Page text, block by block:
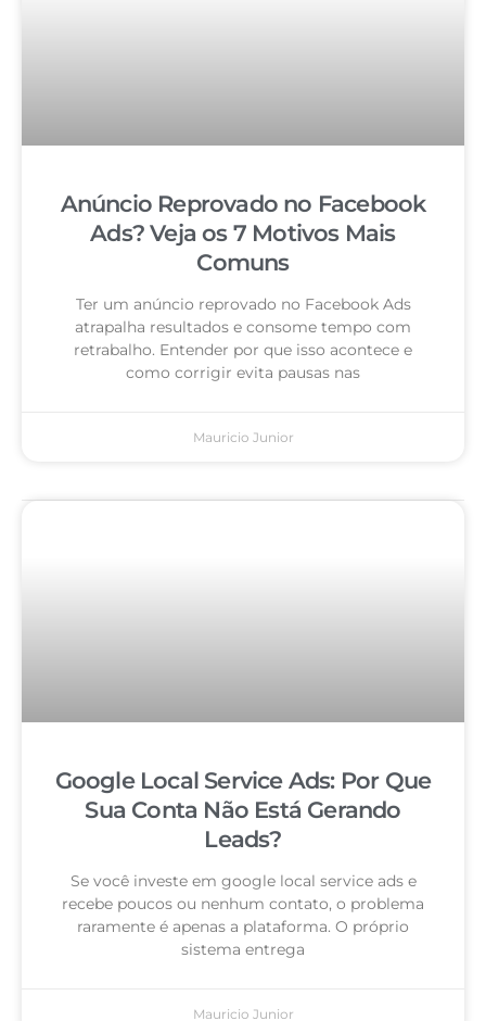
Anúncio Reprovado no Facebook
Ads? Veja os 7 Motivos Mais
Comuns
Ter um anúncio reprovado no Facebook Ads
atrapalha resultados e consome tempo com
retrabalho. Entender por que isso acontece e
como corrigir evita pausas nas
Mauricio Junior
Google Local Service Ads: Por Que
Sua Conta Não Está Gerando
Leads?
Se você investe em google local service ads e
recebe poucos ou nenhum contato, o problema
raramente é apenas a plataforma. O próprio
sistema entrega
Mauricio Junior